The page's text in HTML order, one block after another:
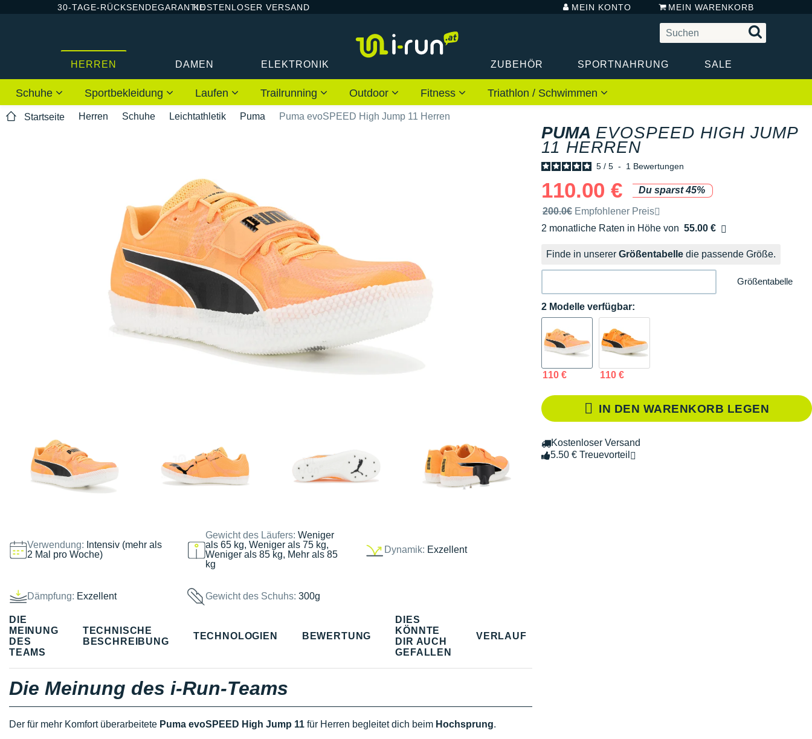
30-TAGE-RÜCKSENDEGARANTIEKOSTENLOSER VERSAND MEIN KONTO MEIN WARENKORB
HERREN DAMEN ELEKTRONIK ZUBEHÖR SPORTNAHRUNG SALE
Schuhe Sportbekleidung Laufen Trailrunning Outdoor Fitness Triathlon / Schwimmen
Startseite Herren Schuhe Leichtathletik Puma Puma evoSPEED High Jump 11 Herren
Verwendung: Intensiv (mehr als
2 Mal pro Woche)
Gewicht des Läufers:Weniger
als 65 kg, Weniger als 75 kg,
Weniger als 85 kg, Mehr als 85
kg
Dynamik: Exzellent
Dämpfung: Exzellent Gewicht des Schuhs:300g
PUMA EVOSPEED HIGH JUMP
11 HERREN
5 / 5 - 1 Bewertungen
110.00 €
Du sparst 45%
Unverbindliche Preisempfehlung der Marke
200.0€ Empfohlener Preis
2 monatliche Raten in Höhe von 55.00 €
Ohne Zusatzkosten
Finde in unserer Größentabelle die passende Größe.
Größentabelle
2 Modelle verfügbar:
110 € 110 €
IN DEN WARENKORB LEGEN
Kostenloser Versand
5.50 € Treuevorteil
DIE
MEINUNG
DES
TEAMS
TECHNISCHE
BESCHREIBUNG
TECHNOLOGIEN BEWERTUNG
DIES
KÖNNTE
DIR AUCH
GEFALLEN
VERLAUF
Die Meinung des i-Run-Teams
Der für mehr Komfort überarbeitete Puma evoSPEED High Jump 11 für Herren begleitet dich beim Hochsprung.